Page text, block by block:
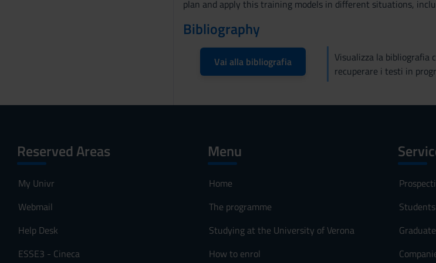
plan and apply this training models in different situations,
Bibliography
Vai alla bibliografia
Visualizza la bibliografia
recuperare i testi in
Reserved Areas
My Univr
Webmail
Help Desk
ESSE3 - Cineca
Menu
Home
The programme
Studying at the University of Verona
How to enrol
Students